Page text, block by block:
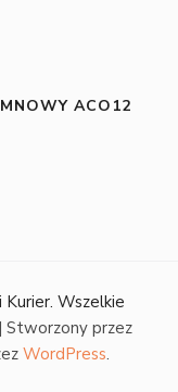
ACO12
Kurier. Wszelkie
Stworzony przez
WordPress.